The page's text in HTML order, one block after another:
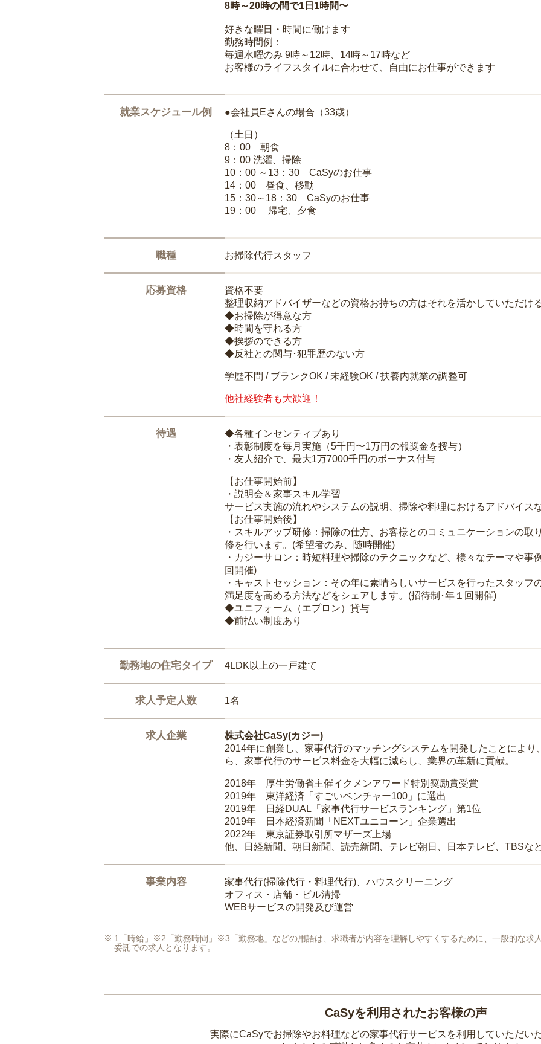
8時～20時の間で1日1時間〜
好きな曜日・時間に働けます
勤務時間例：
毎週水曜のみ 9時～12時、14時～17時など
お客様のライフスタイルに合わせて、自由にお仕事ができます
就業スケジュール例 ●会社員Eさんの場合（33歳）
（土日）
8：00 朝食
9：00 洗濯、掃除
10：00 ～13：30 CaSyのお仕事
14：00 昼食、移動
15：30～18：30 CaSyのお仕事
19：00 帰宅、夕食
職種 お掃除代行スタッフ
応募資格
資格不要
整理収納アドバイザーなどの資格お持ちの方はそれを活かしていただけ
◆お掃除が得意な方
◆時間を守れる方
◆挨拶のできる方
◆反社との関与･犯罪歴のない方
学歴不問 / ブランクOK / 未経験OK / 扶養内就業の調整可
他社経験者も大歓迎！
待遇
◆各種インセンティブあり
・表彰制度を毎月実施（5千円〜1万円の報奨金を授与）
・友人紹介で、最大1万7000千円のボーナス付与
【お仕事開始前】
・説明会＆家事スキル学習
サービス実施の流れやシステムの説明、掃除や料理におけるアドバイス
【お仕事開始後】
・スキルアップ研修：掃除の仕方、お客様とのコミュニケーションの
修を行います。(希望者のみ、随時開催)
・カジーサロン：時短料理や掃除のテクニックなど、様々なテーマや事
回開催)
・キャストセッション：その年に素晴らしいサービスを行ったスタッ
満足度を高める方法などをシェアします。(招待制･年１回開催)
◆ユニフォーム（エプロン）貸与
◆前払い制度あり
勤務地の住宅タイプ 4LDK以上の一戸建て
求人予定人数 1名
求人企業
株式会社CaSy(カジー)
2014年に創業し、家事代行のマッチングシステムを開発したことによ
ら、家事代行のサービス料金を大幅に減らし、業界の革新に貢献。
2018年 厚生労働省主催イクメンアワード特別奨励賞受賞
2019年 東洋経済「すごいベンチャー100」に選出
2019年 日経DUAL「家事代行サービスランキング」第1位
2019年 日本経済新聞「NEXTユニコーン」企業選出
2022年 東京証券取引所マザーズ上場
他、日経新聞、朝日新聞、読売新聞、テレビ朝日、日本テレビ、TBSな
事業内容
家事代行(掃除代行・料理代行)、ハウスクリーニング
オフィス・店舗・ビル清掃
WEBサービスの開発及び運営
1「時給」※2「勤務時間」※3「勤務地」などの用語は、求職者が内容を理解しやすくするために、一般的な求
委託での求人となります。
CaSyを利用されたお客様の声
実際にCaSyでお掃除やお料理などの家事代行サービスを利用していただい